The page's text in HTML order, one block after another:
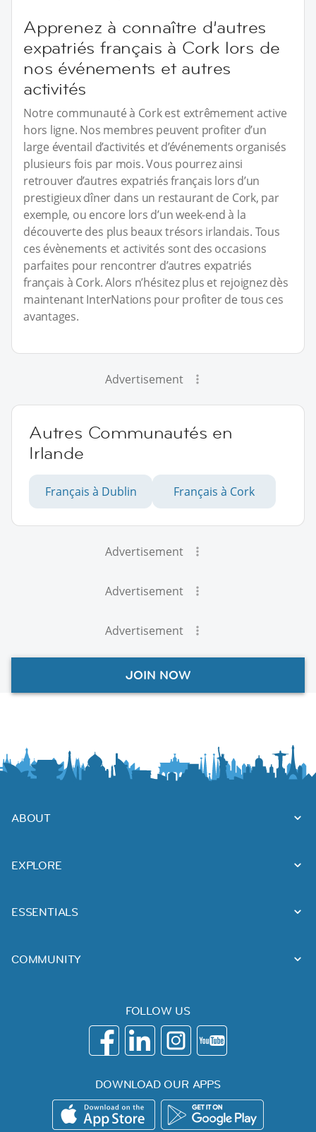
Apprenez à connaître d’autres
expatriés français à Cork lors de
nos événements et autres
activités
Notre communauté à Cork est extrêmement active
hors ligne. Nos membres peuvent profiter d’un
large éventail d’activités et d’événements organisés
plusieurs fois par mois. Vous pourrez ainsi
retrouver d’autres expatriés français lors d’un
prestigieux dîner dans un restaurant de Cork, par
exemple, ou encore lors d’un week-end à la
découverte des plus beaux trésors irlandais. Tous
ces évènements et activités sont des occasions
parfaites pour rencontrer d’autres expatriés
français à Cork. Alors n’hésitez plus et rejoignez dès
maintenant InterNations pour profiter de tous ces
avantages.
Advertisement
Autres Communautés en
Irlande
Français à Dublin Français à Cork
Advertisement
Advertisement
Advertisement
JOIN NOW
ABOUT
EXPLORE
ESSENTIALS
COMMUNITY
FOLLOW US
DOWNLOAD OUR APPS